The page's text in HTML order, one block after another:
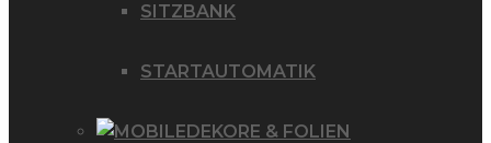
SITZBANK
STARTAUTOMATIK
DEKORE & FOLIEN